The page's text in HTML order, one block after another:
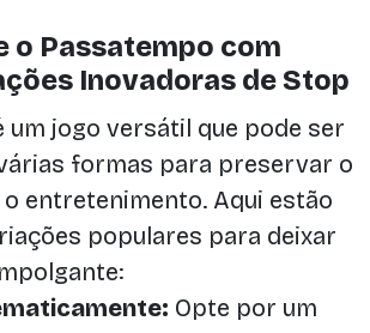
o Passatempo com
Inovadoras de Stop
um jogo versátil que pode ser
formas para preservar o
entretenimento. Aqui estão
populares para deixar
Opte por um